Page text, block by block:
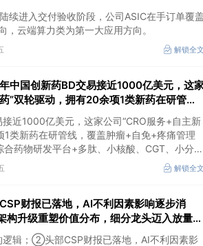
续进入交付验收阶段，公司ASIC在手订单覆盖
，云端算力类为第一大应用方向。
解锁全文
年中国创新药BD交易接近1000亿美元，这
”双轮驱动，拥有20余项1类新药在研管
管理等重大领域
接近1000亿美元，这家公司“CRO服务+自主新
1类新药在研管线，覆盖肿瘤+自免+疼痛管理
药物研发平台+多肽、小核酸、CGT、小分子
型成果正逐步兑现。
解锁全文
CSP财报已落地，AI不利因素影响逐步消
构升级重塑价值分布，细分龙头迈入放量验
联网的逻辑
辑；②头部CSP财报已落地，AI不利因素影